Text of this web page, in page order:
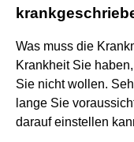
Was muss die
Krankheit Sie
Sie nicht wollen.
lange Sie
darauf einstellen